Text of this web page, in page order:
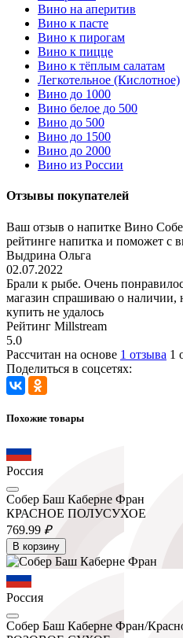
Вино на аперитив
Вино к пасте
Вино к пирогам
Вино к пицце
Вино к тёплым салатам
Легкотельное (Кислотное)
Вино до 1000
Вино белое до 500
Вино до 500
Вино до 1500
Вино до 2000
Вино из России
Отзывы покупателей
Ваш отзыв о напитке Вино
рейтинге напитка и поможет с
Выдрина Ольга
02.07.2022
Брали к рыбе. Очень
магазин спрашиваю о наличии,
купить не удалось
Рейтинг Millstream
5.0
Рассчитан на основе 1 отзыва 1
Поделиться в соцсетях:
Похожие товары
Россия
Собер Баш Каберне Фран
КРАСНОЕ ПОЛУСУХОЕ
769.99 ₽
В корзину
Россия
Собер Баш Каберне Фран/